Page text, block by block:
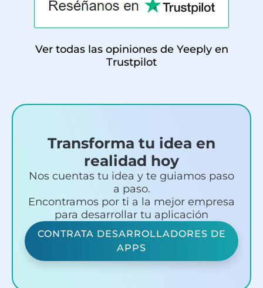
Ver todas las opiniones de Yeeply en
Trustpilot
Transforma tu idea en
realidad hoy
Nos cuentas tu idea y te guiamos paso
a paso.
Encontramos por ti a la mejor empresa
para desarrollar tu aplicación
CONTRATA DESARROLLADORES DE
APPS